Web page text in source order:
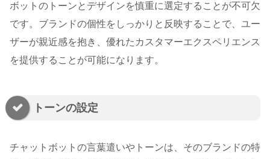
ボットのトーンとデザインを慎重に選定することが不可欠
です。ブランドの個性をしっかりと反映することで、ユー
ザーが親近感を抱き、優れたカスタマーエクスペリエンス
を提供することが可能になります。
トーンの設定
チャットボットの言葉遣いやトーンは、そのブランドの特